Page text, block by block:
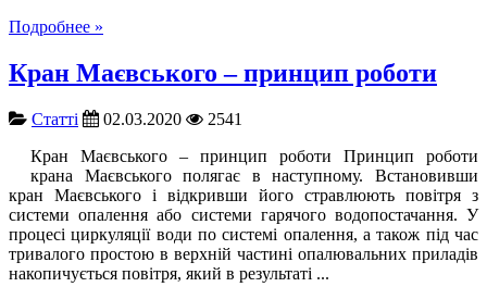
Подробнее »
Кран Маєвського – принцип роботи
Cтатті 02.03.2020
2541
Кран Маєвського – принцип роботи Принцип роботи
крана Маєвського полягає в наступному. Встановивши
кран Маєвського і відкривши його стравлюють повітря з
системи опалення або системи гарячого водопостачання. У
процесі циркуляції води по системі опалення, а також під час
тривалого простою в верхній частині опалювальних приладів
накопичується повітря, який в результаті ...